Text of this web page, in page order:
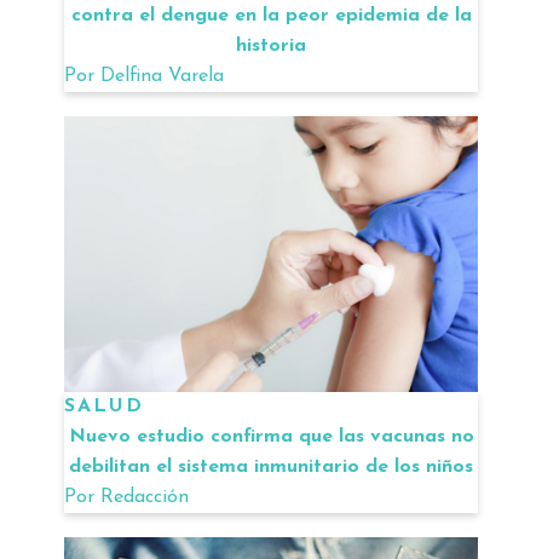
contra el dengue en la peor epidemia de la
historia
Por Delfina Varela
SALUD
Nuevo estudio confirma que las vacunas no
debilitan el sistema inmunitario de los niños
Por Redacción